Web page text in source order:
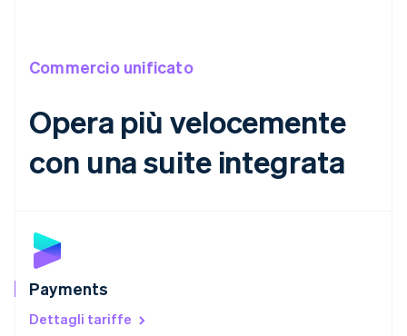
Commercio unificato
Opera più velocemente
con una suite integrata
Payments
Dettagli tariffe
DeutschEnglish
Gibilterra
English
Grecia
English
ItalianoEnglish
English